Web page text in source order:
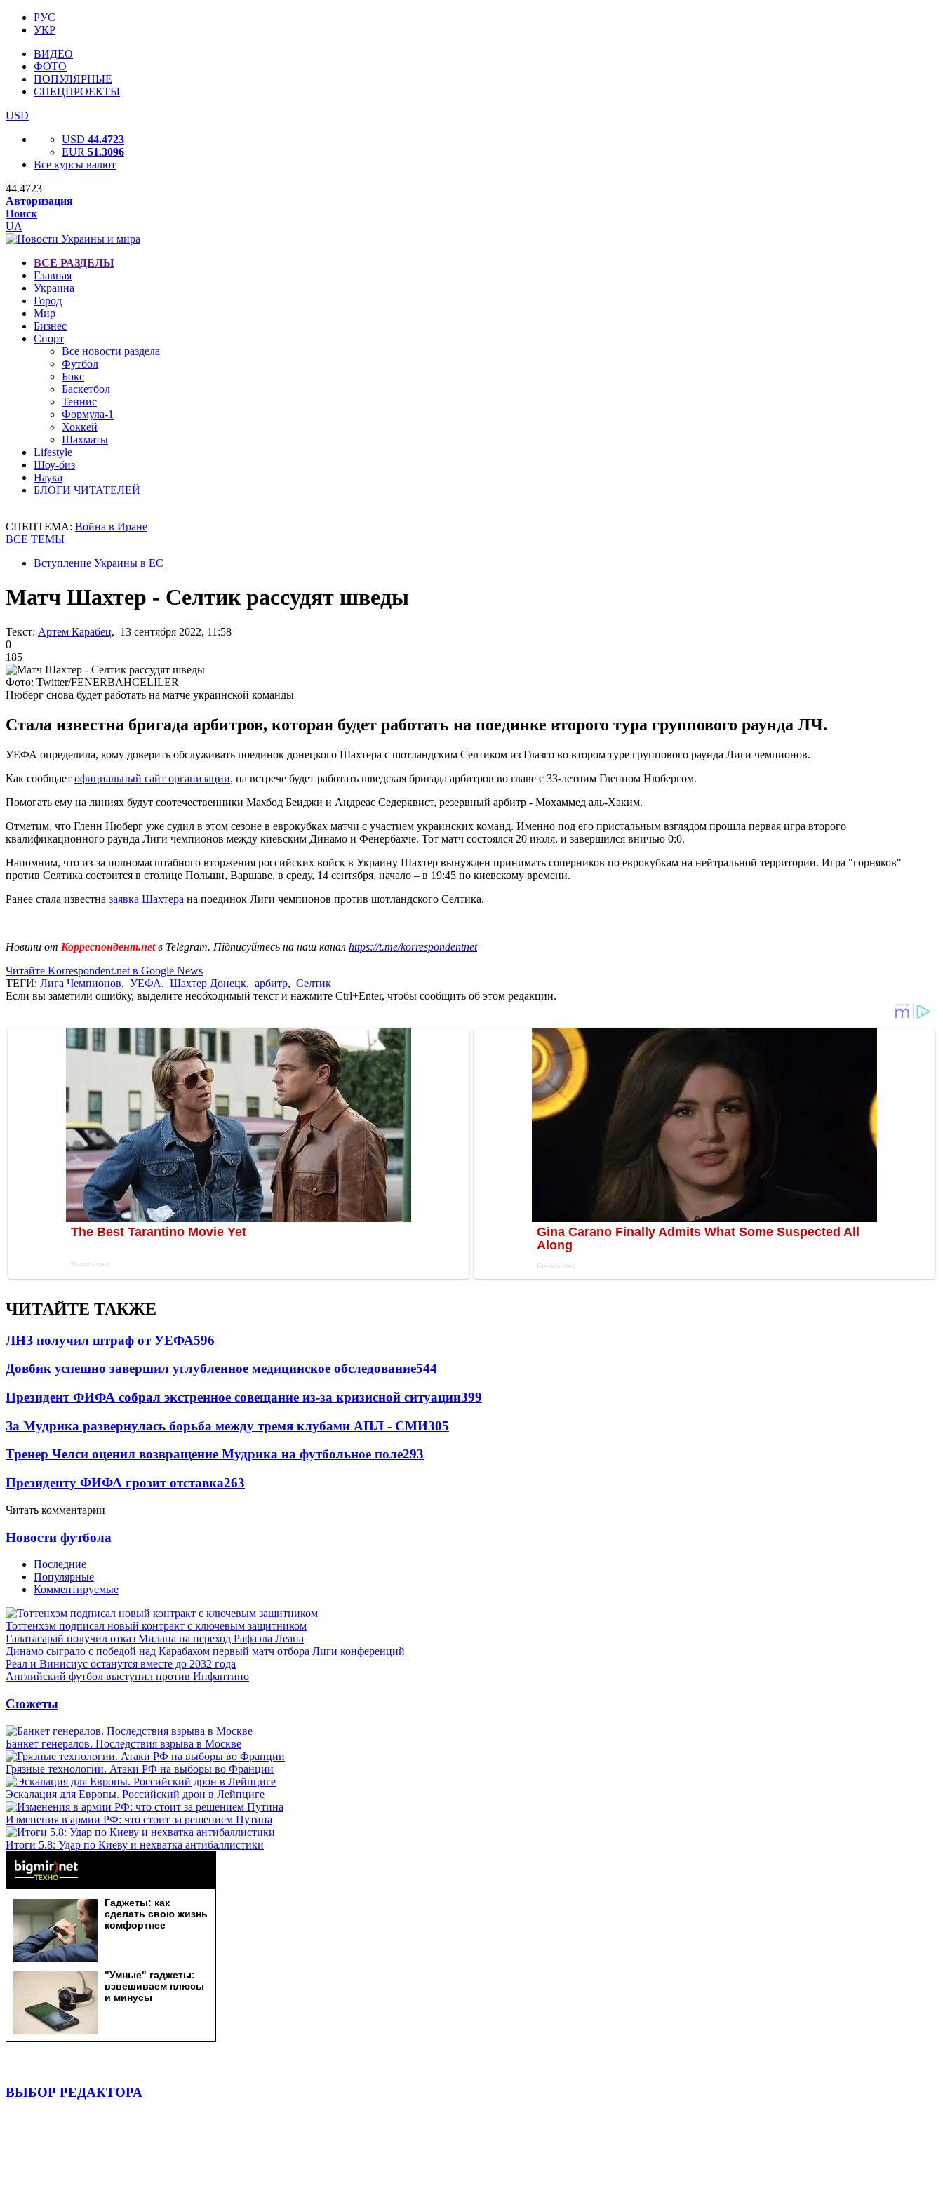
РУС
УКР
ВИДЕО
ФОТО
ПОПУЛЯРНЫЕ
СПЕЦПРОЕКТЫ
USD
USD 44.4723
EUR 51.3096
Все курсы валют
44.4723
Авторизация
Поиск
UA
ВСЕ РАЗДЕЛЫ
Главная
Украина
Город
Мир
Бизнес
Спорт
Все новости раздела
Футбол
Бокс
Баскетбол
Теннис
Формула-1
Хоккей
Шахматы
Lifestyle
Шоу-биз
Наука
БЛОГИ ЧИТАТЕЛЕЙ
СПЕЦТЕМА: Война в Иране
ВСЕ ТЕМЫ
Вступление Украины в ЕС
Матч Шахтер - Селтик рассудят шведы
Текст: Артем Карабец, 13 сентября 2022, 11:58
0
185
Фото: Twitter/FENERBAHCELILER
Нюберг снова будет работать на матче украинской команды
Стала известна бригада арбитров, которая будет работать на поединке второго тура группового раунда ЛЧ.
УЕФА определила, кому доверить обслуживать поединок донецкого Шахтера с шотландским Селтиком из Глазго во втором туре группового раунда Лиги чемпионов.
Как сообщает официальный сайт организации, на встрече будет работать шведская бригада арбитров во главе с 33-летним Гленном Нюбергом.
Помогать ему на линиях будут соотечественники Махбод Беиджи и Андреас Седерквист, резервный арбитр - Мохаммед аль-Хаким.
Отметим, что Гленн Нюберг уже судил в этом сезоне в еврокубках матчи с участием украинских команд. Именно под его пристальным взглядом прошла первая игра второго
квалификационного раунда Лиги чемпионов между киевским Динамо и Фенербахче. Тот матч состоялся 20 июля, и завершился вничью 0:0.
Напомним, что из-за полномасштабного вторжения российских войск в Украину Шахтер вынужден принимать соперников по еврокубкам на нейтральной территории. Игра "горняков"
против Селтика состоится в столице Польши, Варшаве, в среду, 14 сентября, начало – в 19:45 по киевскому времени.
Ранее стала известна заявка Шахтера на поединок Лиги чемпионов против шотландского Селтика.
Новини от Корреспондент.netв Telegram. Підписуйтесь на наш канал https://t.me/korrespondentnet
Читайте Korrespondent.net в Google News
ТЕГИ: Лига Чемпионов, УЕФА, Шахтер Донецк, арбитр, Селтик
Если вы заметили ошибку, выделите необходимый текст и нажмите Ctrl+Enter, чтобы сообщить об этом редакции.
ЧИТАЙТЕ ТАКЖЕ
ЛНЗ получил штраф от УЕФА596
Довбик успешно завершил углубленное медицинское обследование544
Президент ФИФА собрал экстренное совещание из-за кризисной ситуации399
За Мудрика развернулась борьба между тремя клубами АПЛ - СМИ305
Тренер Челси оценил возвращение Мудрика на футбольное поле293
Президенту ФИФА грозит отставка263
Читать комментарии
Новости футбола
Последние
Популярные
Комментируемые
Тоттенхэм подписал новый контракт с ключевым защитником
Галатасарай получил отказ Милана на переход Рафаэла Леана
Динамо сыграло с победой над Карабахом первый матч отбора Лиги конференций
Реал и Винисиус останутся вместе до 2032 года
Английский футбол выступил против Инфантино
Сюжеты
Банкет генералов. Последствия взрыва в Москве
Грязные технологии. Атаки РФ на выборы во Франции
Эскалация для Европы. Российский дрон в Лейпциге
Изменения в армии РФ: что стоит за решением Путина
Итоги 5.8: Удар по Киеву и нехватка антибаллистики
ВЫБОР РЕДАКТОРА